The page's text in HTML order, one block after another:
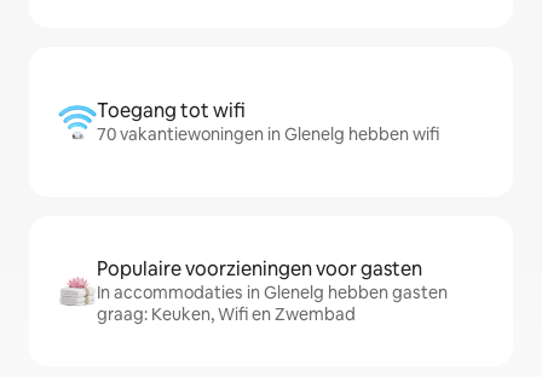
Toegang tot wifi
70 vakantiewoningen in Glenelg hebben wifi
Populaire voorzieningen voor gasten
In accommodaties in Glenelg hebben gasten
graag: Keuken, Wifi en Zwembad